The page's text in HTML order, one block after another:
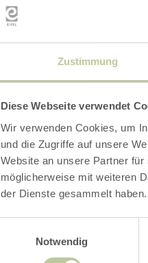
Zustimmung
Diese Webseite verwendet
Wir verwenden Cookies, um
und die Zugriffe auf unsere
Website an unsere Partner
möglicherweise mit weiteren
der Dienste gesammelt haben.
Notwendig